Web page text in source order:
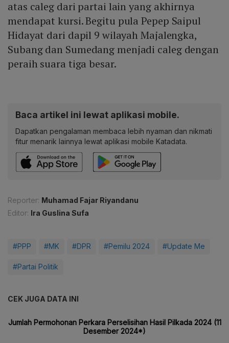
atas caleg dari partai lain yang akhirnya
mendapat kursi. Begitu pula Pepep Saipul
Hidayat dari dapil 9 wilayah Majalengka,
Subang dan Sumedang menjadi caleg dengan
peraih suara tiga besar.
Baca artikel ini lewat aplikasi mobile.
Dapatkan pengalaman membaca lebih nyaman dan nikmati
fitur menarik lainnya lewat aplikasi mobile Katadata.
Reporter: Muhamad Fajar Riyandanu
Editor: Ira Guslina Sufa
#PPP #MK #DPR #Pemilu 2024 #Update Me
#Partai Politik
CEK JUGA DATA INI